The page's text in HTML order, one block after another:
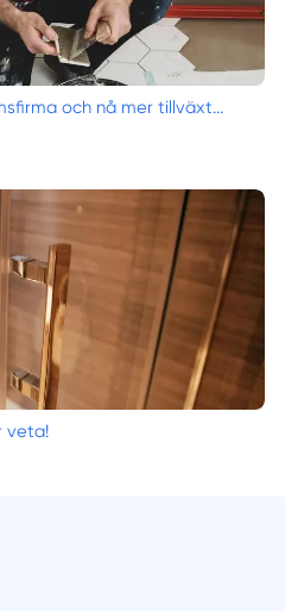
och nå mer tillväxt...
veta!